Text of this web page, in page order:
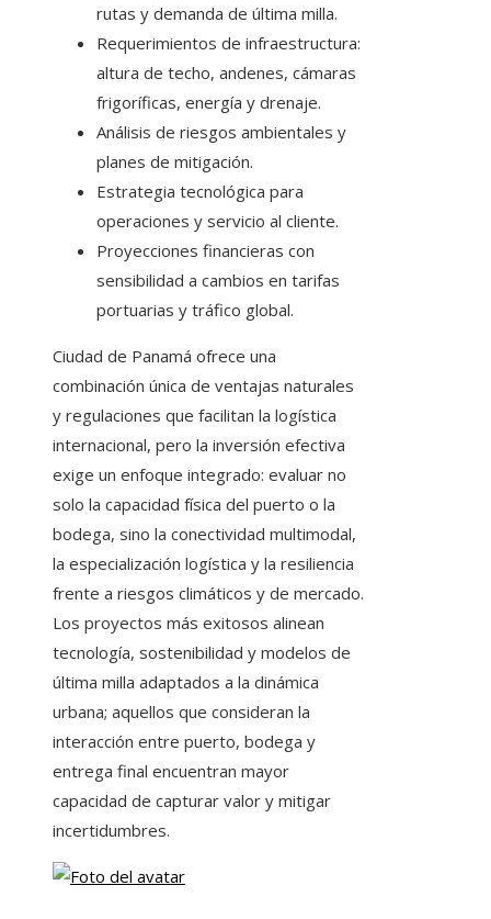
rutas y demanda de última milla.
Requerimientos de infraestructura:
altura de techo, andenes, cámaras
frigoríficas, energía y drenaje.
Análisis de riesgos ambientales y
planes de mitigación.
Estrategia tecnológica para
operaciones y servicio al cliente.
Proyecciones financieras con
sensibilidad a cambios en tarifas
portuarias y tráfico global.
Ciudad de Panamá ofrece una
combinación única de ventajas naturales
y regulaciones que facilitan la logística
internacional, pero la inversión efectiva
exige un enfoque integrado: evaluar no
solo la capacidad física del puerto o la
bodega, sino la conectividad multimodal,
la especialización logística y la resiliencia
frente a riesgos climáticos y de mercado.
Los proyectos más exitosos alinean
tecnología, sostenibilidad y modelos de
última milla adaptados a la dinámica
urbana; aquellos que consideran la
interacción entre puerto, bodega y
entrega final encuentran mayor
capacidad de capturar valor y mitigar
incertidumbres.